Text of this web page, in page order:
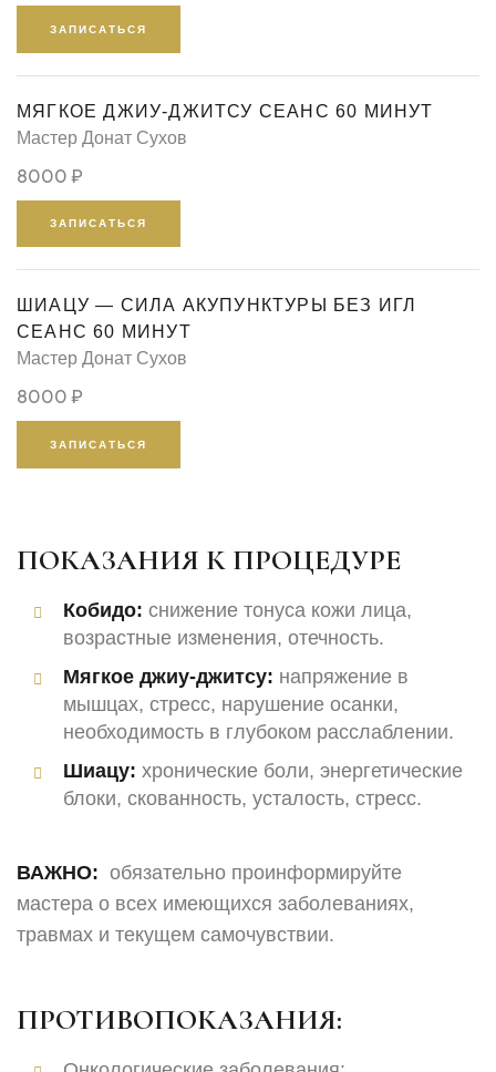
ЗАПИСАТЬСЯ
МЯГКОЕ ДЖИУ-ДЖИТСУ СЕАНС 60 МИНУТ
Мастер Донат Сухов
8000 ₽
ЗАПИСАТЬСЯ
ШИАЦУ — СИЛА АКУПУНКТУРЫ БЕЗ ИГЛ
СЕАНС 60 МИНУТ
Мастер Донат Сухов
8000 ₽
ЗАПИСАТЬСЯ
ПОКАЗАНИЯ К ПРОЦЕДУРЕ
Кобидо: снижение тонуса кожи лица,
возрастные изменения, отечность.
Мягкое джиу-джитсу: напряжение в
мышцах, стресс, нарушение осанки,
необходимость в глубоком расслаблении.
Шиацу: хронические боли, энергетические
блоки, скованность, усталость, стресс.
ВАЖНО: обязательно проинформируйте
мастера о всех имеющихся заболеваниях,
травмах и текущем самочувствии.
ПРОТИВОПОКАЗАНИЯ: